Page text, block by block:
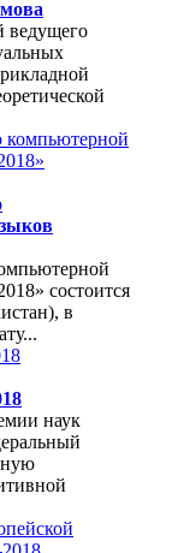
ведущего
состоится
в
наук